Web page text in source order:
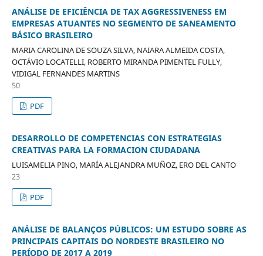
ANÁLISE DE EFICIÊNCIA DE TAX AGGRESSIVENESS EM
EMPRESAS ATUANTES NO SEGMENTO DE SANEAMENTO
BÁSICO BRASILEIRO
MARIA CAROLINA DE SOUZA SILVA, NAIARA ALMEIDA COSTA,
OCTÁVIO LOCATELLI, ROBERTO MIRANDA PIMENTEL FULLY,
VIDIGAL FERNANDES MARTINS
50
PDF
DESARROLLO DE COMPETENCIAS CON ESTRATEGIAS
CREATIVAS PARA LA FORMACION CIUDADANA
LUISAMELIA PINO, MARÍA ALEJANDRA MUÑOZ, ERO DEL CANTO
23
PDF
ANÁLISE DE BALANÇOS PÚBLICOS: UM ESTUDO SOBRE AS
PRINCIPAIS CAPITAIS DO NORDESTE BRASILEIRO NO
PERÍODO DE 2017 A 2019